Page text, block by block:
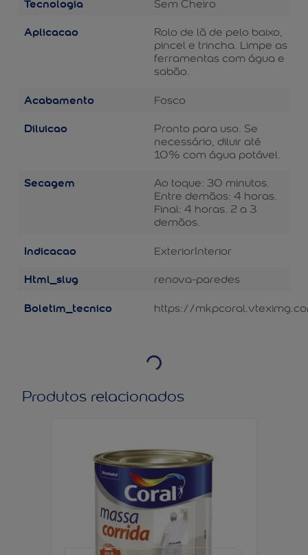
Sem Cheiro
Aplicacao
Rolo de lã de pelo baixo,
pincel e trincha. Limpe as
ferramentas com água e
sabão.
Acabamento Fosco
Diluicao
Pronto para uso. Se
necessário, diluir até
10% com água potável.
Secagem
Ao toque: 30 minutos.
Entre demãos: 4 horas.
Final: 4 horas. 2 a 3
demãos.
Indicacao ExteriorInterior
Html_slug renova-paredes
Boletim_tecnico https://
Produtos relacionados